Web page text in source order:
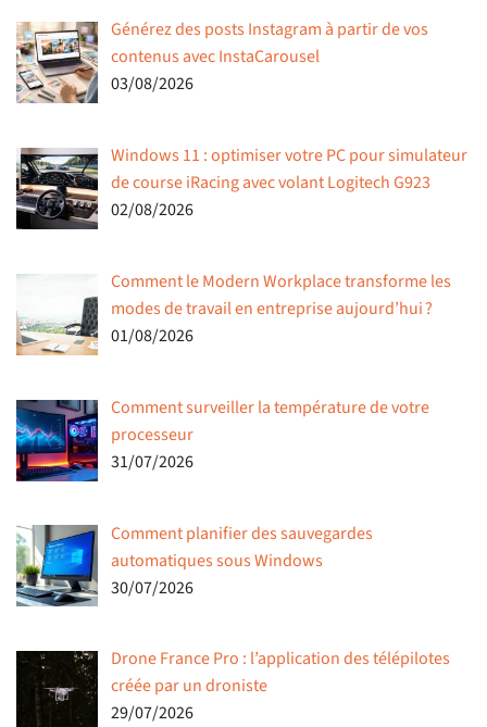
Générez des posts Instagram à partir de vos
contenus avec InstaCarousel
03/08/2026
Windows 11 : optimiser votre PC pour simulateur
de course iRacing avec volant Logitech G923
02/08/2026
Comment le Modern Workplace transforme les
modes de travail en entreprise aujourd’hui ?
01/08/2026
Comment surveiller la température de votre
processeur
31/07/2026
Comment planifier des sauvegardes
automatiques sous Windows
30/07/2026
Drone France Pro : l’application des télépilotes
créée par un droniste
29/07/2026